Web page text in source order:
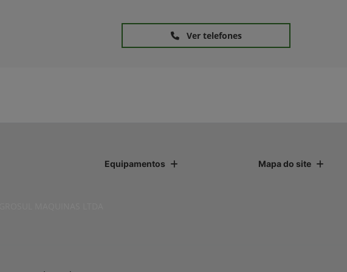
Ver telefones
Equipamentos Mapa do site